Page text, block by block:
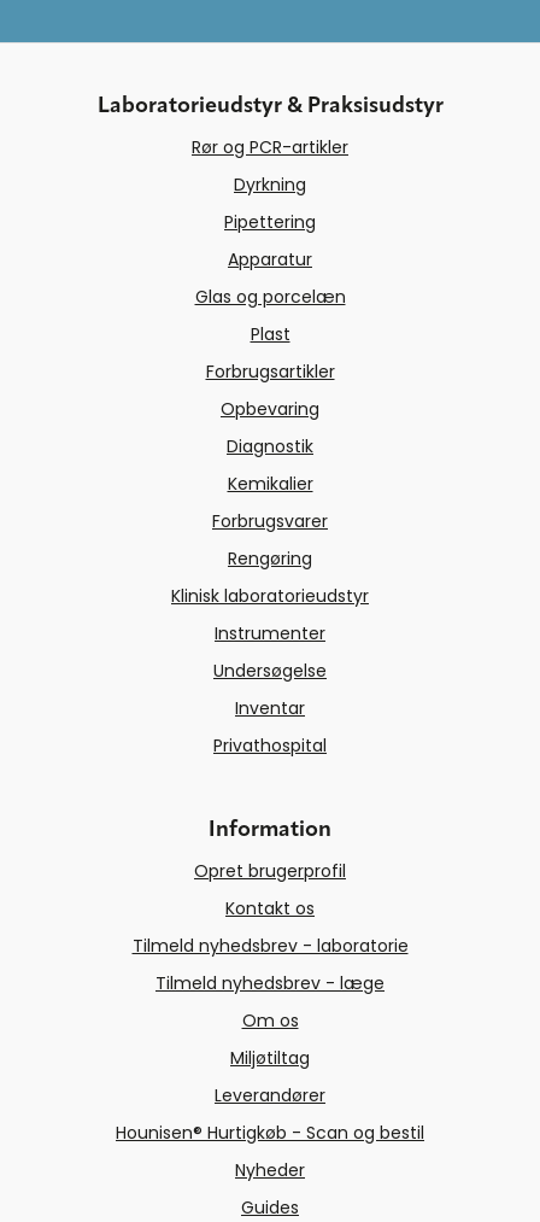
Laboratorieudstyr & Praksisudstyr
Rør og PCR-artikler
Dyrkning
Pipettering
Apparatur
Glas og porcelæn
Plast
Forbrugsartikler
Opbevaring
Diagnostik
Kemikalier
Forbrugsvarer
Rengøring
Klinisk laboratorieudstyr
Instrumenter
Undersøgelse
Inventar
Privathospital
Information
Opret brugerprofil
Kontakt os
Tilmeld nyhedsbrev - laboratorie
Tilmeld nyhedsbrev - læge
Om os
Miljøtiltag
Leverandører
Hounisen® Hurtigkøb - Scan og bestil
Nyheder
Guides